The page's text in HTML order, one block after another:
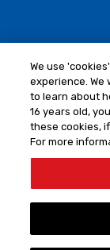
We use
experience. We
to learn about
16 years old,
these cookies,
For more